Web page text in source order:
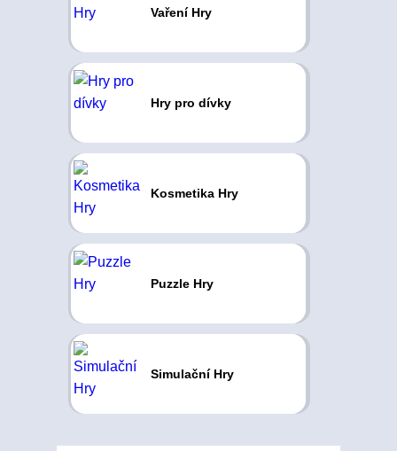
Vaření Hry
Hry pro dívky
Kosmetika Hry
Puzzle Hry
Simulační Hry